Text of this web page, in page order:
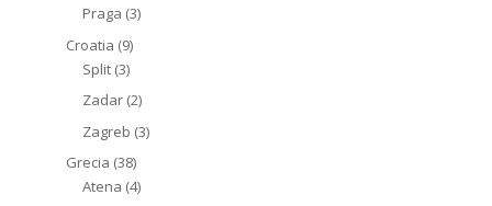
Praga (3)
Croatia (9)
Split(3)
Zadar(2)
Zagreb (3)
Grecia (38)
Atena (4)